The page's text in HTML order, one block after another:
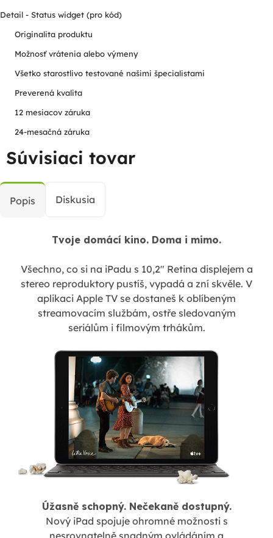
Detail - Status widget (pro kód)
Originalita produktu
Možnosť vrátenia alebo výmeny
Všetko starostlivo testované našimi špecialistami
Preverená kvalita
12 mesiacov záruka
24-mesačná záruka
Súvisiaci tovar
Popis Diskusia
Tvoje domácí kino. Doma i mimo.
Všechno, co si na iPadu s 10,2" Retina displejem a
stereo reproduktory pustíš, vypadá a zní skvěle. V
aplikaci Apple TV se dostaneš k oblíbeným
streamovacím službám, ostře sledovaným
seriálům i filmovým trhákům.
Úžasně schopný. Nečekaně dostupný.
Nový iPad spojuje ohromné možnosti s